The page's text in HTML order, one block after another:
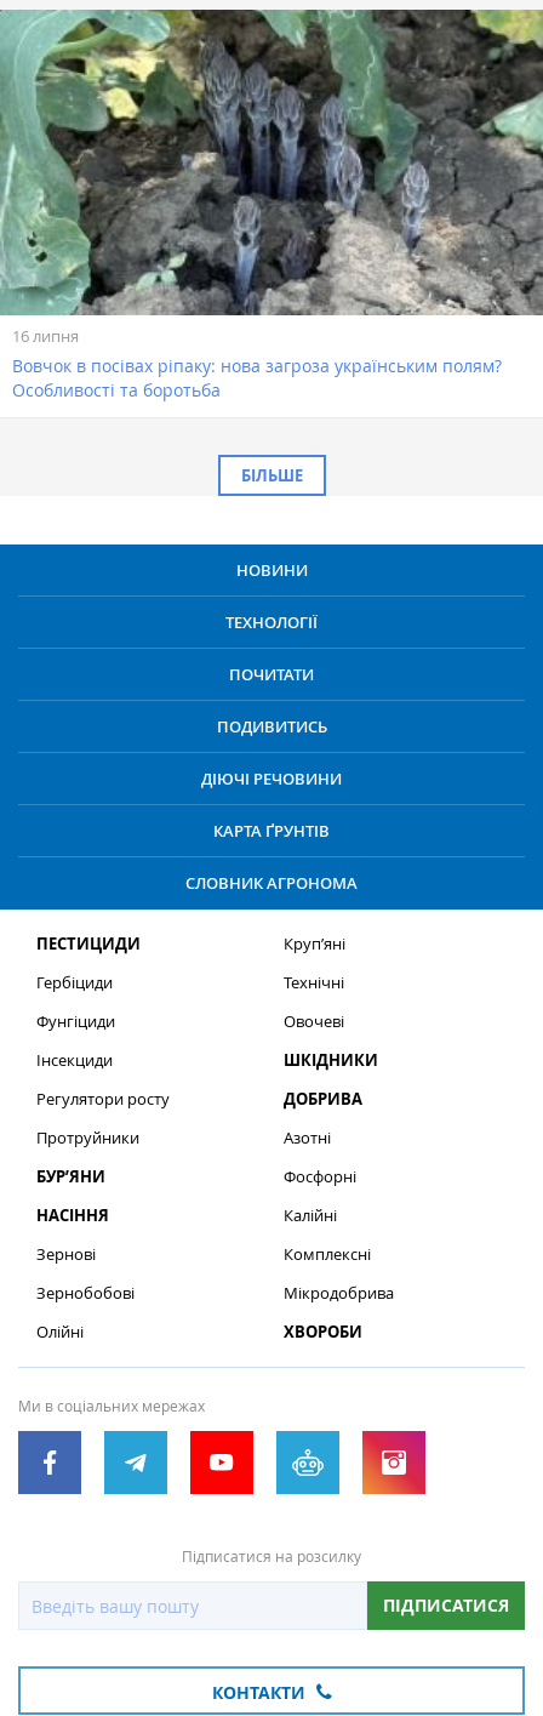
16 липня
Вовчок в посівах ріпаку: нова загроза українським полям?
Особливості та боротьба
БІЛЬШЕ
НОВИНИ
ТЕХНОЛОГІЇ
ПОЧИТАТИ
ПОДИВИТИСЬ
ДІЮЧІ РЕЧОВИНИ
КАРТА ҐРУНТІВ
СЛОВНИК АГРОНОМА
ПЕСТИЦИДИ
Гербіциди
Фунгіциди
Інсекциди
Регулятори росту
Протруйники
БУР’ЯНИ
НАСІННЯ
Зернові
Зернобобові
Олійні
Круп’яні
Технічні
Овочеві
ШКІДНИКИ
ДОБРИВА
Азотні
Фосфорні
Калійні
Комплексні
Мікродобрива
ХВОРОБИ
Ми в соціальних мережах
Підписатися на розсилку
ПІДПИСАТИСЯ
КОНТАКТИ